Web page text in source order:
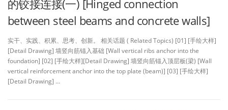
的铰接连接(一) [Hinged connection
between steel beams and concrete walls]
实干、实践、积累、思考、创新。 相关话题 ( Related Topics) [01] [手绘大样]
[Detail Drawing] 墙竖向筋锚入基础 [Wall vertical ribs anchor into the
foundation] [02] [手绘大样][Detail Drawing] 墙竖向筋锚入顶层板(梁) [Wall
vertical reinforcement anchor into the top plate (beam)] [03] [手绘大样]
[Detail Drawing] …